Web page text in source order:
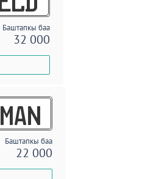
Баштапкы баа
32 000
MAN
Баштапкы баа
22 000